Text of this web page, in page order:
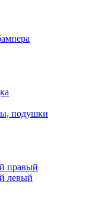
подушки
правый
левый